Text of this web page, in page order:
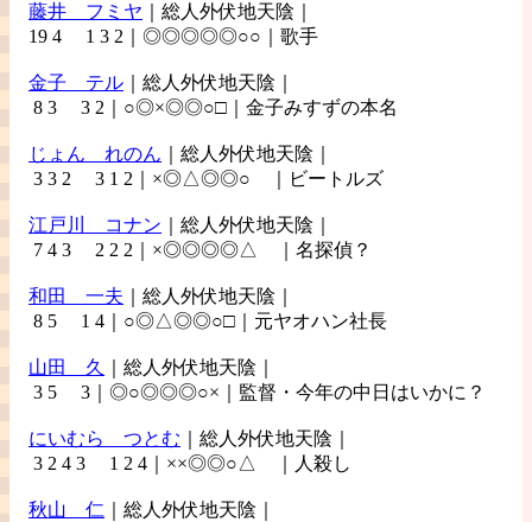
藤井 フミヤ ｜総人外伏地天陰｜
19 4 1 3 2｜◎◎◎◎◎○○｜歌手
金子 テル ｜総人外伏地天陰｜
8 3 3 2｜○◎×◎◎○□｜金子みすずの本名
じょん れのん ｜総人外伏地天陰｜
3 3 2 3 1 2｜×◎△◎◎○ ｜ビートルズ
江戸川 コナン ｜総人外伏地天陰｜
7 4 3 2 2 2｜×◎◎◎◎△ ｜名探偵？
和田 一夫 ｜総人外伏地天陰｜
8 5 1 4｜○◎△◎◎○□｜元ヤオハン社長
山田 久
｜総人外伏地天陰｜
3 5 3｜◎○◎◎◎○×｜監督・今年の中日はいかに？
にいむら つとむ ｜総人外伏地天陰｜
3 2 4 3 1 2 4｜××◎◎○△ ｜人殺し
秋山 仁 ｜総人外伏地天陰｜